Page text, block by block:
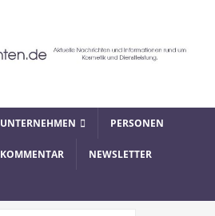
UNTERNEHMEN PERSONEN
KOMMENTAR NEWSLETTER